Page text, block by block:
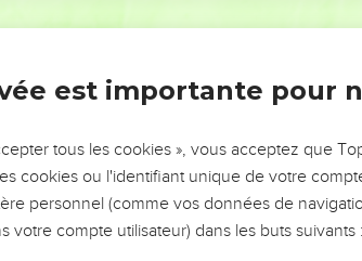
L’ANNÉE !
?
foi ou leur vision. Mais on voit
alors même que ce sont
est importante pour
tous les cookies », vous acceptez que
cookies ou l'identifiant unique de votre
personnel (comme vos données de
votre compte utilisateur) dans les buts suivants :